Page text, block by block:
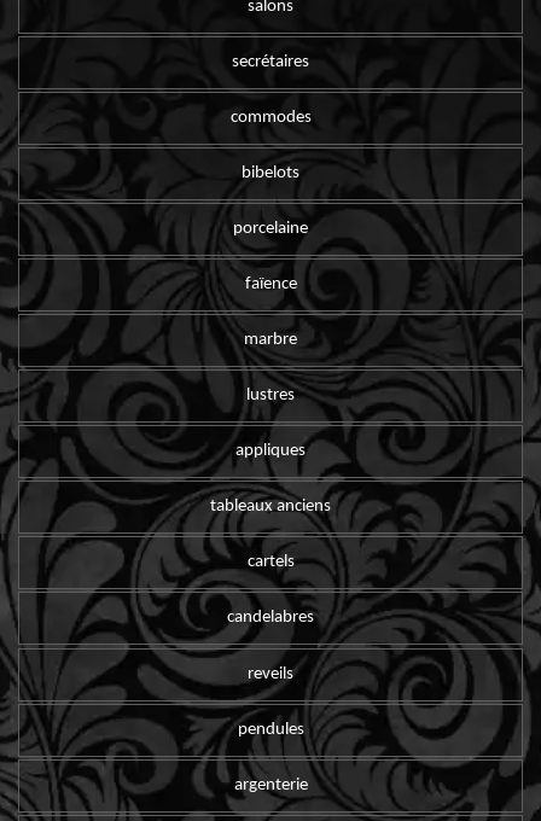
salons
secrétaires
commodes
bibelots
porcelaine
faïence
marbre
lustres
appliques
tableaux anciens
cartels
candelabres
reveils
pendules
argenterie